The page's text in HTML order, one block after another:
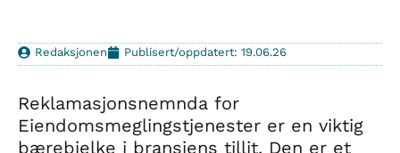
Redaksjonen Publisert/oppdatert: 19.06.26
Reklamasjonsnemnda for
Eiendomsmeglingstjenester er en viktig
bærebjelke i bransjens tillit. Den er et